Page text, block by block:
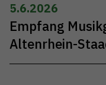
5.6.2026
Empfang
Altenrhein-